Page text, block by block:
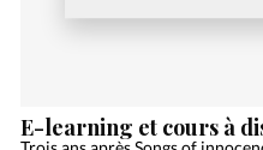
E-learning et cours à